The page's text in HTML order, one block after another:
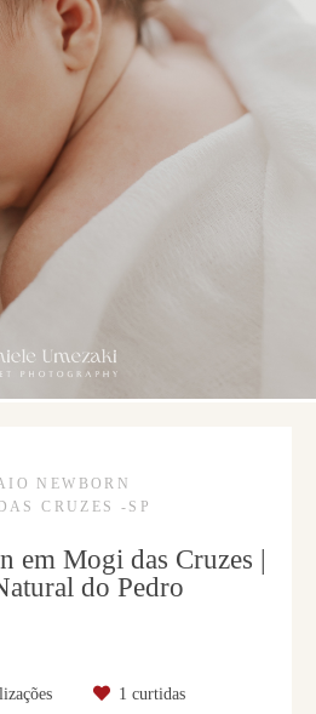
NEWBORN
CRUZES -SP
em Mogi das Cruzes |
do Pedro
1 curtidas